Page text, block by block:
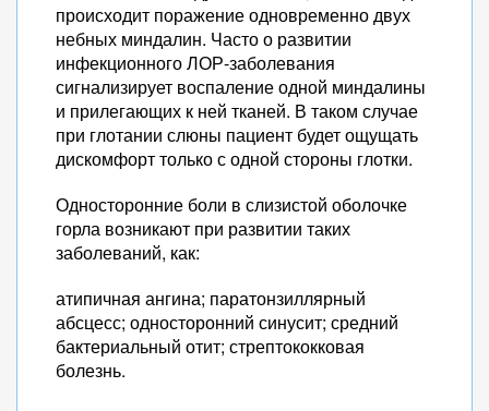
происходит поражение одновременно двух
небных миндалин. Часто о развитии
инфекционного ЛОР-заболевания
сигнализирует воспаление одной миндалины
и прилегающих к ней тканей. В таком случае
при глотании слюны пациент будет ощущать
дискомфорт только с одной стороны глотки.
Односторонние боли в слизистой оболочке
горла возникают при развитии таких
заболеваний, как:
атипичная ангина; паратонзиллярный
абсцесс; односторонний синусит; средний
бактериальный отит; стрептококковая
болезнь.